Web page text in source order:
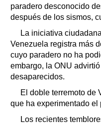
paradero desconocido
después de los sismos,
La iniciativa
Venezuela registra más
cuyo paradero no ha
embargo, la ONU
desaparecidos.
El doble terremoto de
que ha experimentado
Los recientes